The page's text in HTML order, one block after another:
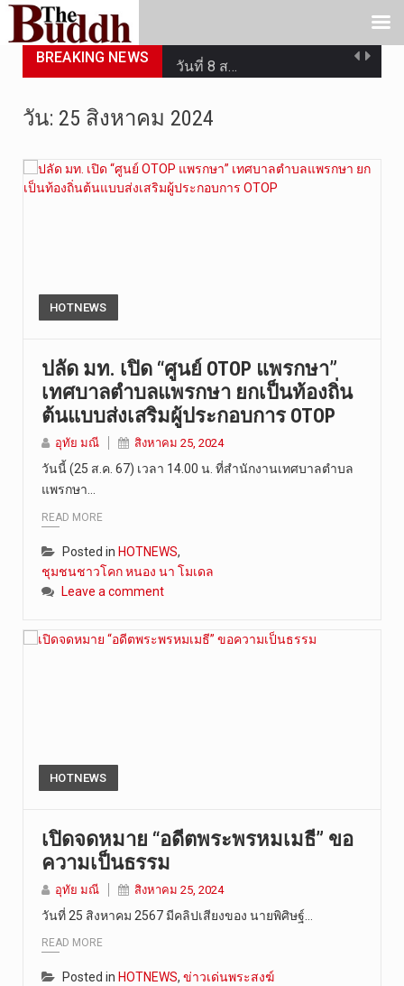
BREAKING NEWS วันที่ 8 ส…
เมื่อวันที…
วันที่ 9 ส…
วัน: 25 สิงหาคม 2024
HOTNEWS
ปลัด มท. เปิด “ศูนย์ OTOP แพรกษา”
เทศบาลตำบลแพรกษา ยกเป็นท้องถิ่น
ต้นแบบส่งเสริมผู้ประกอบการ OTOP
อุทัย มณี สิงหาคม 25, 2024
วันนี้ (25 ส.ค. 67) เวลา 14.00 น. ที่สำนักงานเทศบาลตำบล
แพรกษา…
READ MORE
Posted in HOTNEWS,
ชุมชนชาวโคก หนอง นา โมเดล
Leave a comment
HOTNEWS
เปิดจดหมาย “อดีตพระพรหมเมธี” ขอ
ความเป็นธรรม
อุทัย มณี สิงหาคม 25, 2024
วันที่ 25 สิงหาคม 2567 มีคลิปเสียงของ นายพิศิษฐ์…
READ MORE
Posted in HOTNEWS, ข่าวเด่นพระสงฆ์